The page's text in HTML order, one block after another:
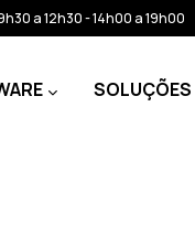
a 12h30 - 14h00 a 19h00
SOLUÇÕES